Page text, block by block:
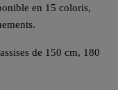
en 15 coloris,
de 150 cm, 180